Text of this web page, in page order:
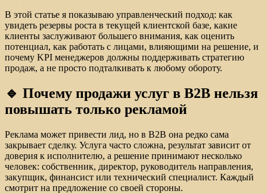
В этой статье я показываю управленческий подход: как
увидеть резервы роста в текущей клиентской базе, какие
клиенты заслуживают большего внимания, как оценить
потенциал, как работать с лицами, влияющими на решение, и
почему KPI менеджеров должны поддерживать стратегию
продаж, а не просто подталкивать к любому обороту.
🔹 Почему продажи услуг в B2B нельзя
повышать только рекламой
Реклама может привести лид, но в B2B она редко сама
закрывает сделку. Услуга часто сложна, результат зависит от
доверия к исполнителю, а решение принимают несколько
человек: собственник, директор, руководитель направления,
закупщик, финансист или технический специалист. Каждый
смотрит на предложение со своей стороны.